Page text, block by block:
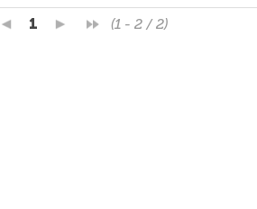
1 (1 - 2 / 2)